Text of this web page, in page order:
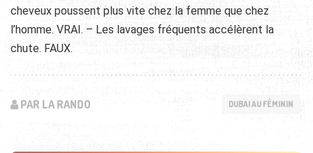
cheveux poussent plus vite chez la femme que chez
l’homme. VRAI. – Les lavages fréquents accélèrent la
chute. FAUX.
PAR LA RANDO DUBAI AU FÉMININ